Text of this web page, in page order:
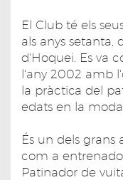
El Club té els
als anys setanta,
d'Hoquei. Es va
l'any 2002 amb
la pràctica del
edats en la
És un dels
com a
Patinador de